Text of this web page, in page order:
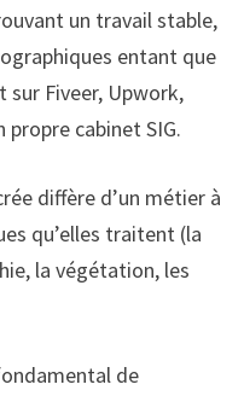
un travail stable,
entant que
Fiveer, Upwork,
cabinet SIG.
diffère d’un métier à
qu’elles traitent (la
la végétation, les
de